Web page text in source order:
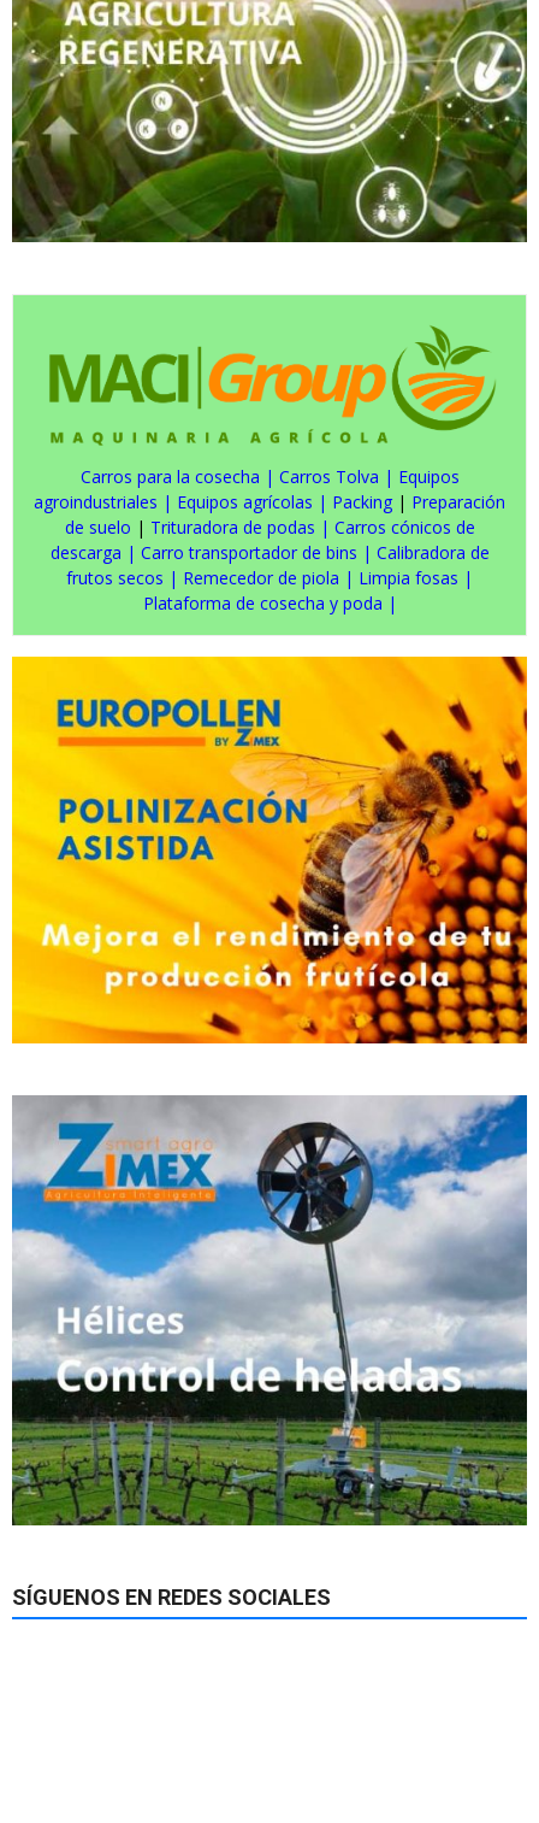
Carros para la cosecha | Carros Tolva | Equipos
agroindustriales | Equipos agrícolas | Packing | Preparación
de suelo | Trituradora de podas | Carros cónicos de
descarga | Carro transportador de bins | Calibradora de
frutos secos | Remecedor de piola | Limpia fosas |
Plataforma de cosecha y poda |
SÍGUENOS EN REDES SOCIALES